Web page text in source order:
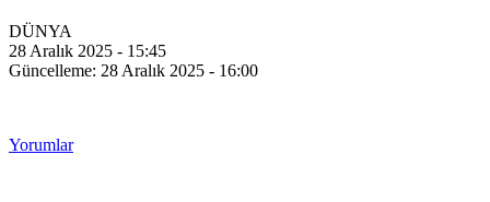
DÜNYA
28 Aralık 2025 - 15:45
Güncelleme: 28 Aralık 2025 - 16:00
Yorumlar